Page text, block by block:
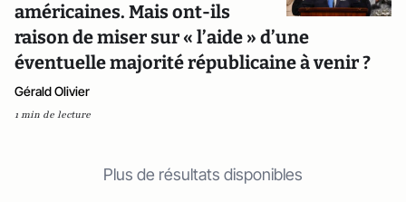
américaines. Mais ont-ils
raison de miser sur « l’aide » d’une
éventuelle majorité républicaine à venir ?
Gérald Olivier
1 min de lecture
Plus de résultats disponibles